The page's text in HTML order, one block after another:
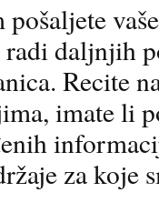
daljnjih
Recite
imate li
za koje